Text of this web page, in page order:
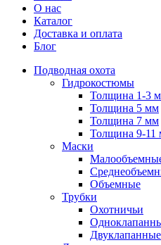
О нас
Каталог
Доставка и оплата
Блог
Подводная охота
Гидрокостюмы
Толщина 1-3
Толщина 5 мм
Толщина 7 мм
Толщина 9-11
Маски
Объемные
Трубки
Охотничьи
Двуклапанные